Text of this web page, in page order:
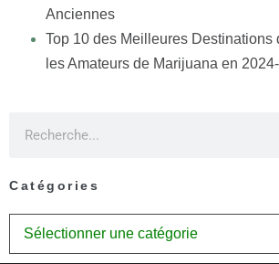
Anciennes
Top 10 des Meilleures Destinations
les Amateurs de Marijuana en
Catégories